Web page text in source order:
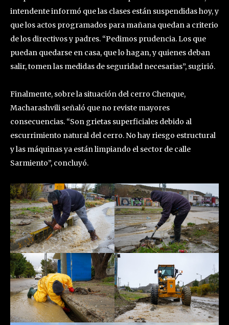
intendente informó que las clases están suspendidas hoy, y
que los actos programados para mañana quedan a criterio
de los directivos y padres. “Pedimos prudencia. Los que
puedan quedarse en casa, que lo hagan, y quienes deban
salir, tomen las medidas de seguridad necesarias”, sugirió.
Finalmente, sobre la situación del cerro Chenque,
Macharashvili señaló que no reviste mayores
consecuencias. “Son grietas superficiales debido al
escurrimiento natural del cerro. No hay riesgo estructural
y las máquinas ya están limpiando el sector de calle
Sarmiento”, concluyó.